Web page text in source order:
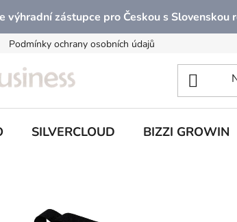
výhradní zástupce pro Českou s Slovenskou
Podmínky ochrany osobních údajů
SILVERCLOUD BIZZI GROWIN